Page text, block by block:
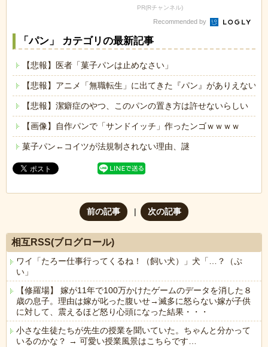
PR(Rチャンネル)
Recommended by
「パン」 カテゴリの最新記事
【悲報】医者「菓子パンは止めなさい」
【悲報】アニメ「無職転生」に出てきた『パン』がありえない
【悲報】潔癖症のやつ、このパンの置き方は許せないらしい
【画像】自作パンで「サンドイッチ」作ったンゴｗｗｗｗ
菓子パン←コイツが法規制されない理由、謎
前の記事 次の記事
相互RSS(ブログロール)
ワイ「たろー仕事行ってくるね！（飼い犬）」犬「…？（ぷ
い」
【修羅場】 嫁が11年で100万かけたゲームのデータを消した８
歳の息子。理由は嫁が叱った腹いせ→滅多に怒らない嫁が子供
に対して、震えるほど怒り心頭になった結果・・・
小さな生徒たちが先生の授業を聞いていた。ちゃんと分かって
いるのかな？ → 可愛い授業風景はこちらです…